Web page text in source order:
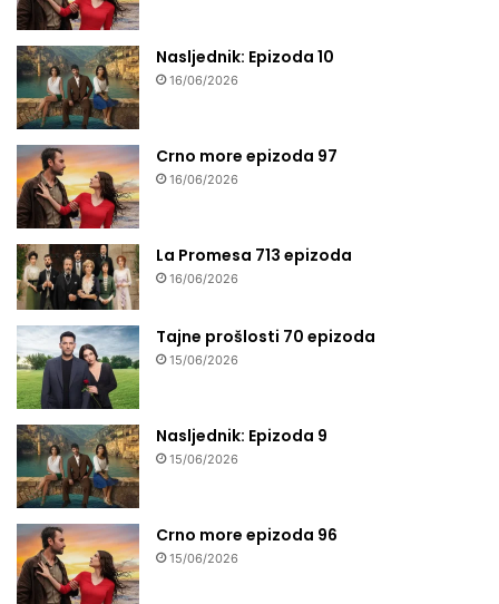
Nasljednik: Epizoda 10
16/06/2026
Crno more epizoda 97
16/06/2026
La Promesa 713 epizoda
16/06/2026
Tajne prošlosti 70 epizoda
15/06/2026
Nasljednik: Epizoda 9
15/06/2026
Crno more epizoda 96
15/06/2026